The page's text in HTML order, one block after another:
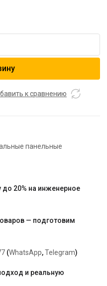
к сравнению
панельные
до 20% на инженерное
— подготовим
(WhatsApp,Telegram)
и реальную